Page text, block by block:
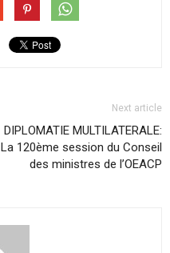
Next article
DIPLOMATIE MULTILATERALE:
La 120ème session du Conseil
des ministres de l’OEACP